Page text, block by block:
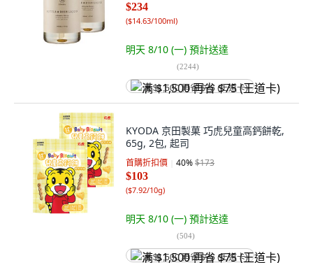
$234
($14.63/100ml)
明天 8/10 (一) 預計送達
(2244)
满 $1,500 再省 $75 (王道卡)
KYODA 京田製菓 巧虎兒童高鈣餅乾,
65g, 2包, 起司
首購折扣價 40%$173
$103
($7.92/10g)
明天 8/10 (一) 預計送達
(504)
满 $1,500 再省 $75 (王道卡)